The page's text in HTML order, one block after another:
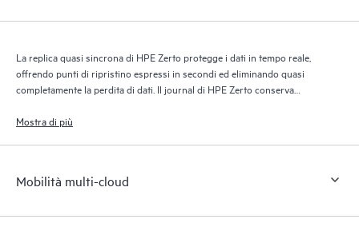
La replica quasi sincrona di HPE Zerto protegge i dati in tempo reale,
offrendo punti di ripristino espressi in secondi ed eliminando quasi
completamente la perdita di dati. Il journal di HPE Zerto conserva
un ripristino granulare e flessibile.
Mostra di più
Mobilità multi-cloud